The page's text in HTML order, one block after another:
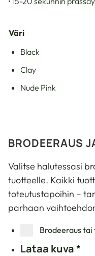
Väri
Black
Clay
Nude Pink
BRODEERAUS
Valitse halutessasi
tuotteelle. Kaikki
toteutustapoihin –
parhaan
Brodeeraus
Lataa kuva*